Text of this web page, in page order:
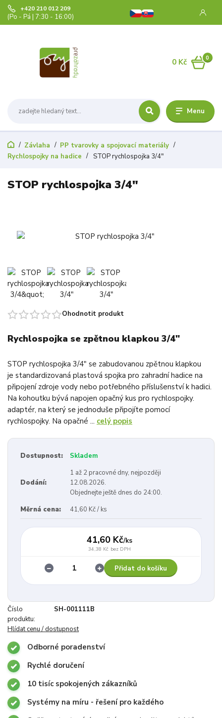
Menu
+420 210 012 209
(Po - Pá | 7:30 - 16:00)
0
0 Kč
Závlaha
PP tvarovky a spojovací materiály
Rychlospojky na hadice
STOP rychlospojka 3/4"
STOP rychlospojka 3/4"
Ohodnotit produkt
Rychlospojka se zpětnou klapkou 3/4"
STOP rychlospojka 3/4" se zabudovanou zpětnou klapkou
je standardizovaná plastová spojka pro zahradní hadice na
připojení zdroje vody nebo potřebného příslušenství k hadici.
Na kohoutku bývá napojen opačný kus pro rychlospojky.
adaptér, na který se jednoduše připojíte pomocí
rychlospojky. Na opačné ... celý popis
Dostupnost: Skladem
Dodání:
1 až 2 pracovné dny, nejpozději
12.08.2026.
Objednejte ještě dnes do 24:00.
Měrná cena:
41,60 Kč / ks
41,60 Kč/ks
34,38 Kč bez DPH
Přidat do košíku
Číslo
produktu:
SH-001111B
Hlídat cenu / dostupnost
Odborné poradenství
Rychlé doručení
10 tisíc spokojených zákazníků
Systémy na míru - řešení pro každého